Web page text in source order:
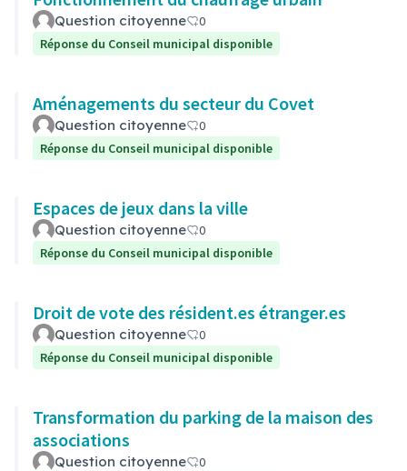
Question citoyenne
0
Réponse du Conseil municipal disponible
Aménagements du secteur du Covet
Question citoyenne
0
Réponse du Conseil municipal disponible
Espaces de jeux dans la ville
Question citoyenne
0
Réponse du Conseil municipal disponible
Droit de vote des résident.es étranger.es
Question citoyenne
0
Réponse du Conseil municipal disponible
Transformation du parking de la maison des
associations
Question citoyenne
0